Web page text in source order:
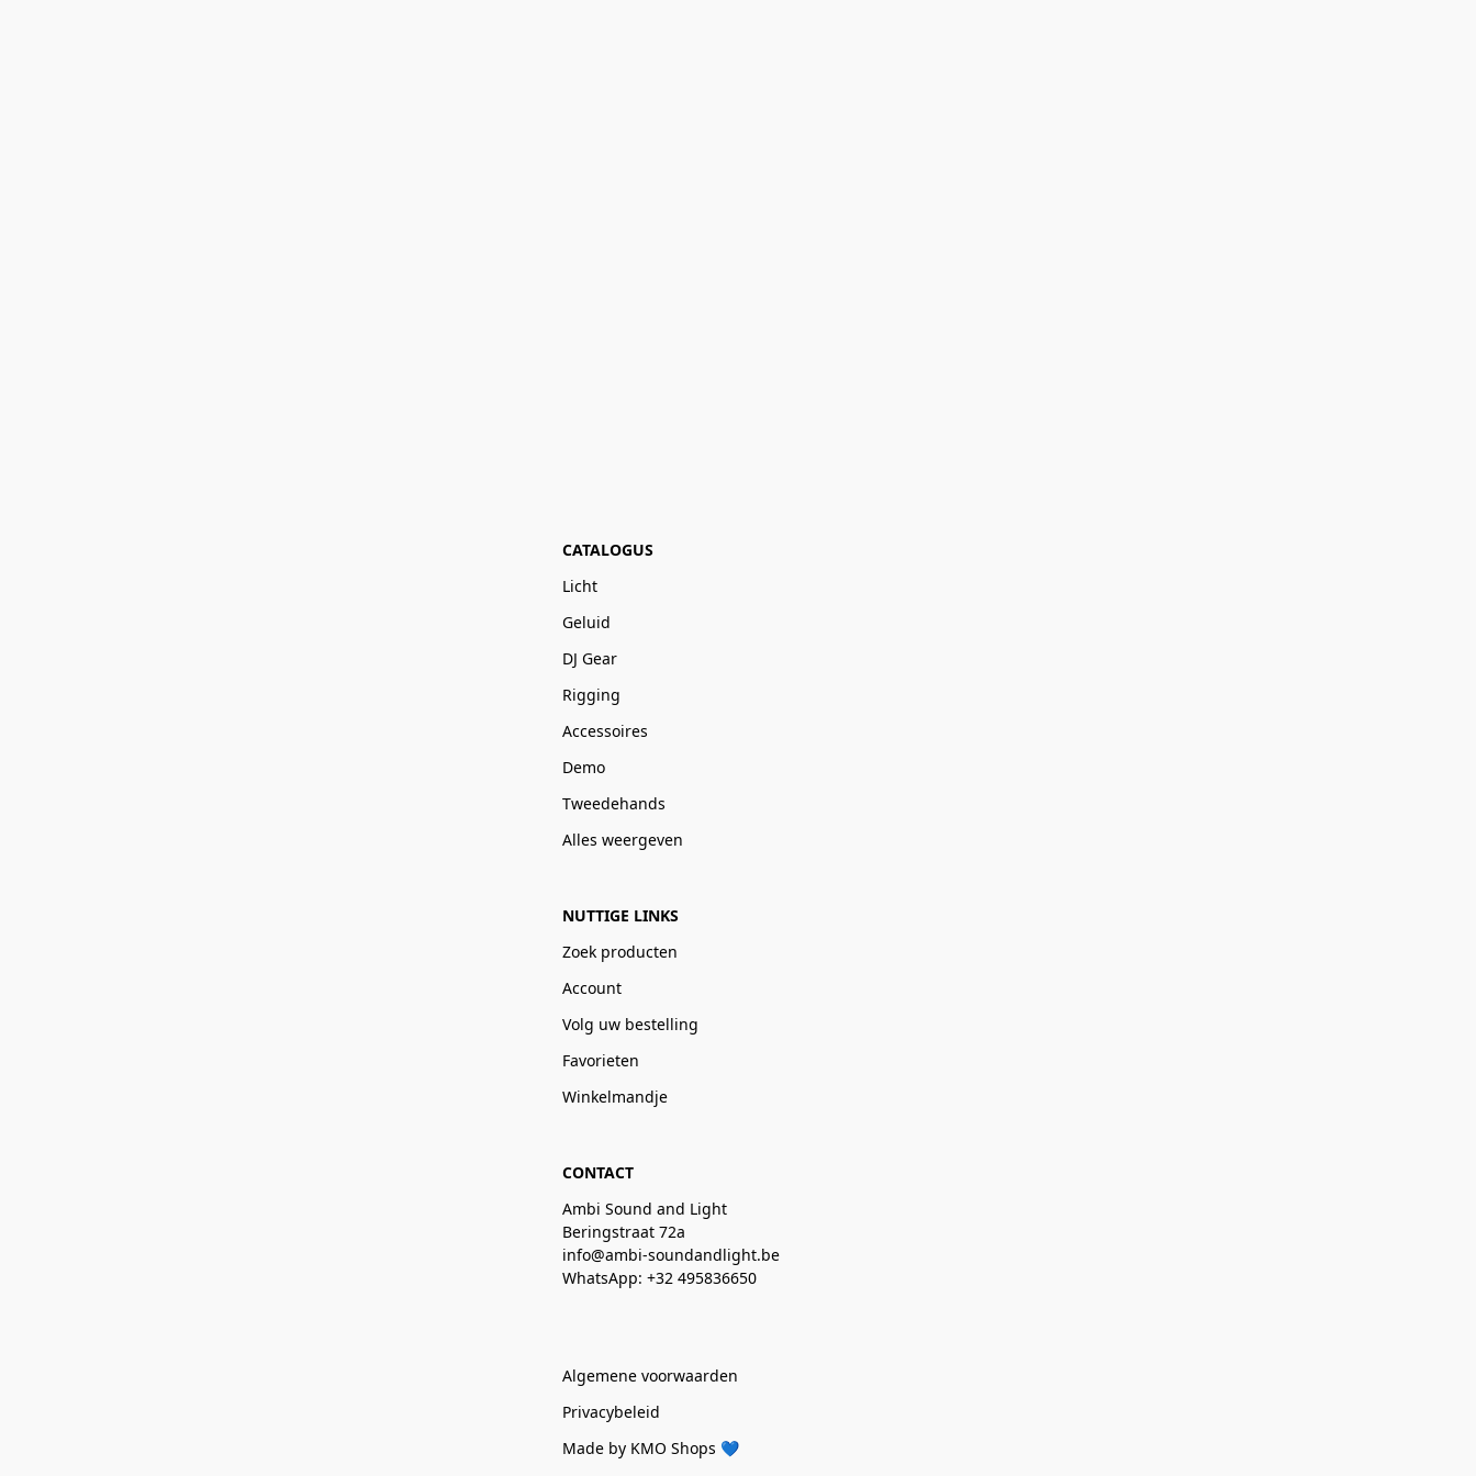
CATALOGUS
Licht
Geluid
DJ Gear
Rigging
Accessoires
Demo
Tweedehands
Alles weergeven
NUTTIGE LINKS
Zoek producten
Account
Volg uw bestelling
Favorieten
Winkelmandje
CONTACT
Ambi Sound and Light
Beringstraat 72a
info@ambi-soundandlight.be
WhatsApp: +32 495836650
Algemene voorwaarden
Privacybeleid
Made by KMO Shops 💙